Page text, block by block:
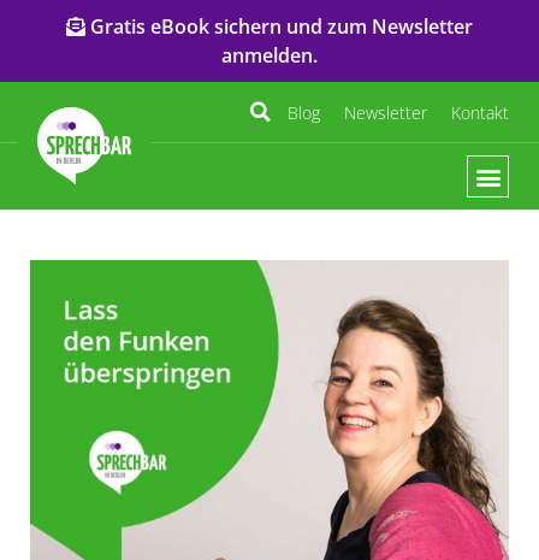
Gratis eBook sichern und zum Newsletter
anmelden.
Blog Newsletter Kontakt